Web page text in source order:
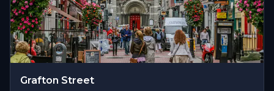
Grafton Street